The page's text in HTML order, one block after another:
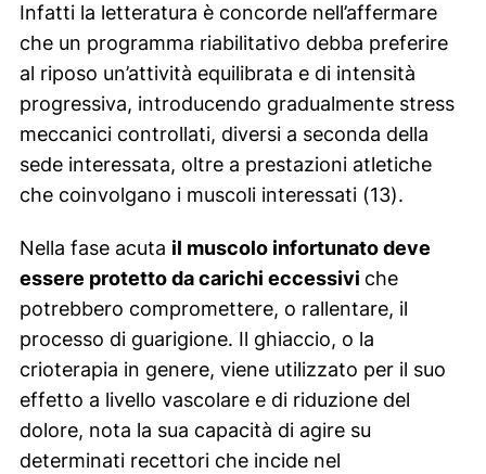
Infatti la letteratura è concorde nell’affermare
che un programma riabilitativo debba preferire
al riposo un’attività equilibrata e di intensità
progressiva, introducendo gradualmente stress
meccanici controllati, diversi a seconda della
sede interessata, oltre a prestazioni atletiche
che coinvolgano i muscoli interessati (13).
Nella fase acuta il muscolo infortunato deve
essere protetto da carichi eccessivi che
potrebbero compromettere, o rallentare, il
processo di guarigione. Il ghiaccio, o la
crioterapia in genere, viene utilizzato per il suo
effetto a livello vascolare e di riduzione del
dolore, nota la sua capacità di agire su
determinati recettori che incide nel